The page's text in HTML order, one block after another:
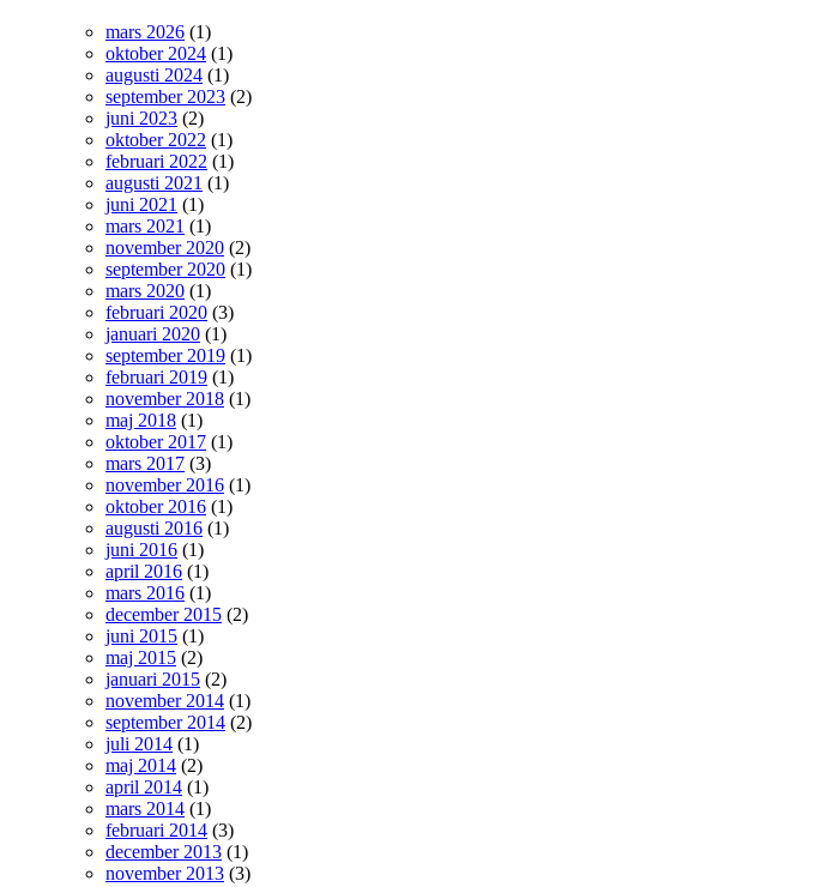
mars 2026 (1)
oktober 2024 (1)
augusti 2024 (1)
september 2023 (2)
juni 2023 (2)
oktober 2022 (1)
februari 2022 (1)
augusti 2021 (1)
juni 2021 (1)
mars 2021 (1)
november 2020 (2)
september 2020 (1)
mars 2020 (1)
februari 2020 (3)
januari 2020 (1)
september 2019 (1)
februari 2019 (1)
november 2018 (1)
maj 2018 (1)
oktober 2017 (1)
mars 2017 (3)
november 2016 (1)
oktober 2016 (1)
augusti 2016 (1)
juni 2016 (1)
april 2016 (1)
mars 2016 (1)
december 2015 (2)
juni 2015 (1)
maj 2015 (2)
januari 2015 (2)
november 2014 (1)
september 2014 (2)
juli 2014 (1)
maj 2014 (2)
april 2014 (1)
mars 2014 (1)
februari 2014 (3)
december 2013 (1)
november 2013 (3)